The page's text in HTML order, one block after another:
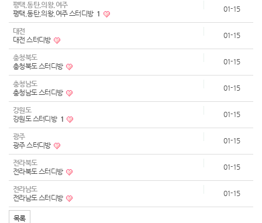
평택,동탄,의왕,여주
평택,동탄,의왕,여주 스터디방 1
01-15
대전
대전 스터디방
01-15
충청북도
충청북도 스터디방
01-15
충청남도
충청남도 스터디방
01-15
강원도
강원도 스터디방 1
01-15
광주
광주 스터디방
01-15
전라북도
전라북도 스터디방
01-15
전라남도
전라남도 스터디방
01-15
목록